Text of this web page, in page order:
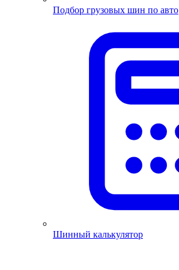
Подбор грузовых шин по авто
Шинный калькулятор